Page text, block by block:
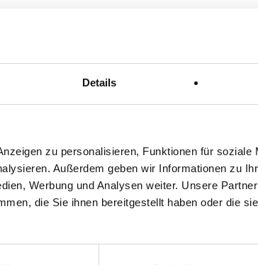
Details
zu personalisieren, Funktionen für soziale
Außerdem geben wir Informationen zu
Werbung und Analysen weiter. Unsere
die Sie ihnen bereitgestellt haben oder die
anschliessend das dynamische Umfeld für die
im internationalen Steuerwettbewerb aufzeigen
und Zinspolitik auf die Finanzstabilität. Der
Herausforderungen für Politik und
aus der Praxis die Erfolgsfaktoren für den
Bankiervereinigung. EFG gehört mit über 140
rund 40 Standorte weltweit, unter anderem auch
Suisse weiter entwickeln wird und wie sich die
Panel aus lokalen Entscheidungsträgerinnen und
CEO des Treuhandunternehmens Industrie- und
Walt, Partner PwC Schweiz und Liechtenstein,
die Standortvorteile des Finanzplatzes ausgebaut und